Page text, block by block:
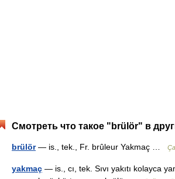
Смотреть что такое "brülör" в
brülör— is., tek., Fr. brûleur Yakmaç …
yakmaç — is., cı, tek. Sıvı yakıtı kolayca